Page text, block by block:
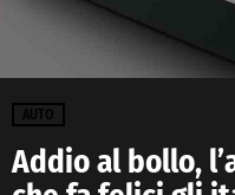
AUTO
Addio al bollo,